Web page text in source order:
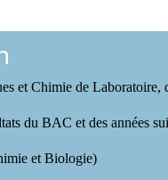
et Chimie de
du BAC et des années
et Biologie)